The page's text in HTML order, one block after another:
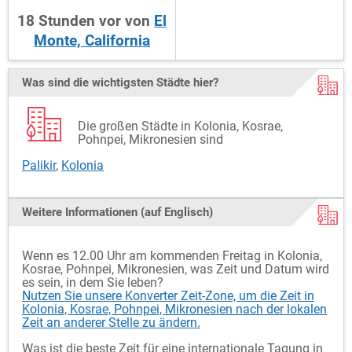
18 Stunden vor von El
Monte, California
Was sind die wichtigsten Städte hier?
Die großen Städte in Kolonia, Kosrae,
Pohnpei, Mikronesien sind
Palikir, Kolonia
Weitere Informationen (auf Englisch)
Wenn es 12.00 Uhr am kommenden Freitag in Kolonia,
Kosrae, Pohnpei, Mikronesien, was Zeit und Datum wird
es sein, in dem Sie leben?
Nutzen Sie unsere Konverter Zeit-Zone, um die Zeit in
Kolonia, Kosrae, Pohnpei, Mikronesien nach der lokalen
Zeit an anderer Stelle zu ändern.
Was ist die beste Zeit für eine internationale Tagung in